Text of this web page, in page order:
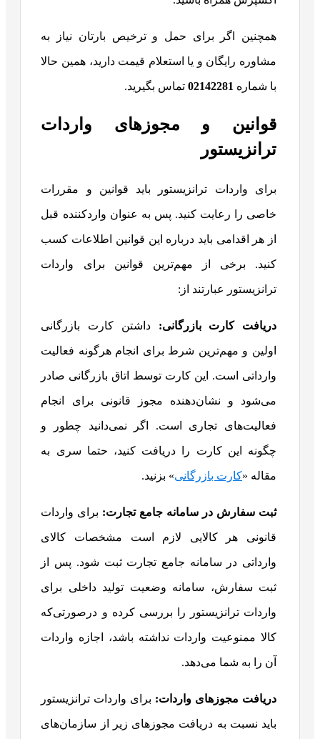
همچنین اگر برای حمل و ترخیص بارتان نیاز به
مشاوره رایگان و یا استعلام قیمت دارید، همین حالا
با شماره 02142281 تماس بگیرید.
قوانین و مجوزهای واردات
ترانزیستور
برای واردات ترانزیستور باید قوانین و مقررات
خاصی را رعایت کنید. پس به عنوان واردکننده قبل
از هر اقدامی باید درباره این قوانین اطلاعات کسب
کنید. برخی از مهم‌ترین قوانین برای واردات
ترانزیستور عبارتند از:
دریافت کارت بازرگانی: داشتن کارت بازرگانی
اولین و مهم‌ترین شرط برای انجام هرگونه فعالیت
وارداتی است. این کارت توسط اتاق بازرگانی صادر
می‌شود و نشان‌دهنده مجوز قانونی برای انجام
فعالیت‌های تجاری است. اگر نمی‌دانید چطور و
چگونه این کارت را دریافت کنید، حتما سری به
مقاله «کارت بازرگانی» بزنید.
ثبت سفارش در سامانه جامع تجارت: برای واردات
قانونی هر کالایی لازم است مشخصات کالای
وارداتی در سامانه جامع تجارت ثبت شود. پس از
ثبت سفارش، سامانه وضعیت تولید داخلی برای
واردات ترانزیستور را بررسی کرده و درصورتی‌که
کالا ممنوعیت واردات نداشته باشد، اجازه واردات
آن را به شما می‌دهد.
دریافت مجوزهای واردات: برای واردات ترانزیستور
باید نسبت به دریافت مجوزهای زیر از سازمان‌های